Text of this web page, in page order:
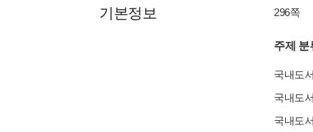
기본정보 296쪽
주제 분
국내도
국내도
국내도